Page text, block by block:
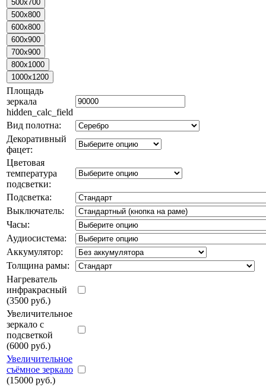
Площадь
зеркала
hidden_calc_field
Вид полотна:
Декоративный
фацет:
Цветовая
температура
подсветки:
Подсветка:
Выключатель:
Часы:
Аудиосистема:
Аккумулятор:
Толщина рамы:
Нагреватель
инфракрасный
(3500 руб.)
Увеличительное
зеркало с
подсветкой
(6000 руб.)
Увеличительное
съёмное зеркало
(15000 руб.)